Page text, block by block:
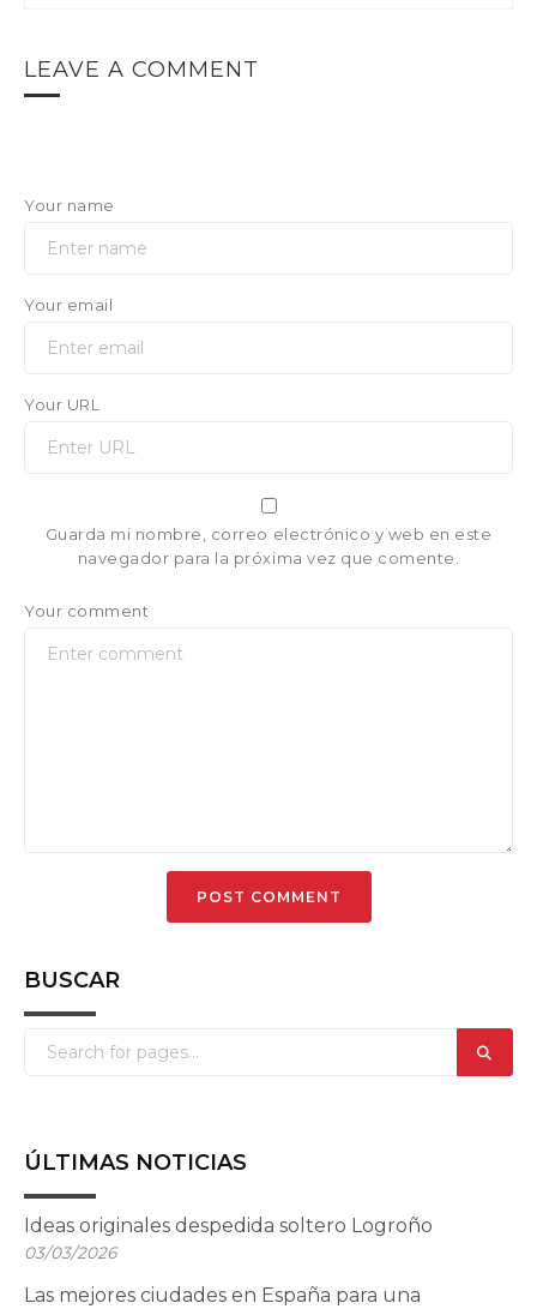
LEAVE A COMMENT
Your name
Your email
Your URL
Guarda mi nombre, correo electrónico y web en este
navegador para la próxima vez que comente.
Your comment
BUSCAR
ÚLTIMAS NOTICIAS
Ideas originales despedida soltero Logroño
03/03/2026
Las mejores ciudades en España para una